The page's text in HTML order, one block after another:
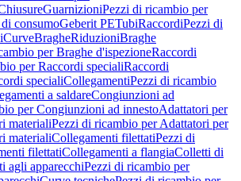
GuarnizioniPezzi di ricambio per
consumoGeberit PETubiRaccordiPezzi di
CurveBragheRiduzioniBraghe
per Braghe d'ispezioneRaccordi
per Raccordi specialiRaccordi
specialiCollegamentiPezzi di ricambio
a saldareCongiunzioni ad
per Congiunzioni ad innestoAdattatori per
materialiPezzi di ricambio per Adattatori per
materialiCollegamenti filettatiPezzi di
filettatiCollegamenti a flangiaColletti di
agli apparecchiPezzi di ricambio per